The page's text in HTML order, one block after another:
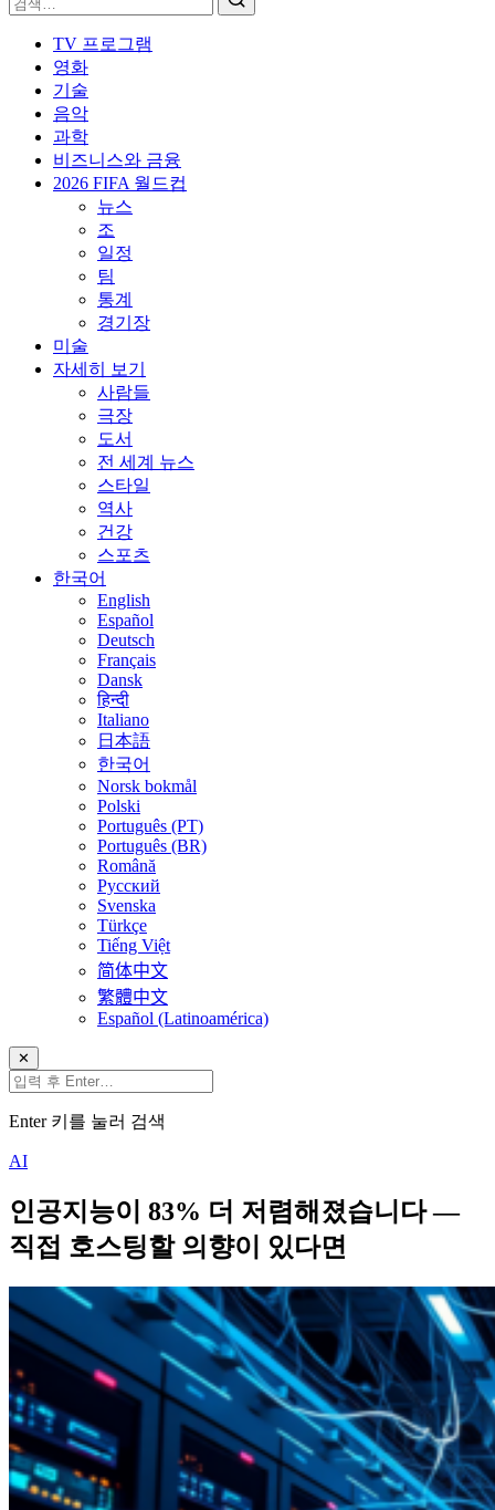
TV 프로그램
영화
기술
음악
과학
비즈니스와 금융
2026 FIFA 월드컵
뉴스
조
일정
팀
통계
경기장
미술
자세히 보기
사람들
극장
도서
전 세계 뉴스
스타일
역사
건강
스포츠
한국어
English
Español
Deutsch
Français
Dansk
हिन्दी
Italiano
日本語
한국어
Norsk bokmål
Polski
Português (PT)
Português (BR)
Română
Русский
Svenska
Türkçe
Tiếng Việt
简体中文
繁體中文
Español (Latinoamérica)
✕
Enter 키를 눌러 검색
AI
인공지능이 83% 더 저렴해졌습니다 —
직접 호스팅할 의향이 있다면